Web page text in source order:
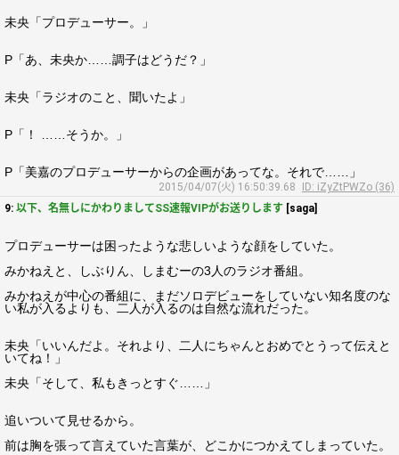
未央「プロデューサー。」
P「あ、未央か……調子はどうだ？」
未央「ラジオのこと、聞いたよ」
P「！ ……そうか。」
P「美嘉のプロデューサーからの企画があってな。それで……」
2015/04/07(火) 16:50:39.68
ID: iZyZtPWZo (36)
9: 以下、名無しにかわりましてSS速報VIPがお送りします [saga]
プロデューサーは困ったような悲しいような顔をしていた。
みかねえと、しぶりん、しまむーの3人のラジオ番組。
みかねえが中心の番組に、まだソロデビューをしていない知名度のな
い私が入るよりも、二人が入るのは自然な流れだった。
未央「いいんだよ。それより、二人にちゃんとおめでとうって伝えと
いてね！」
未央「そして、私もきっとすぐ……」
追いついて見せるから。
前は胸を張って言えていた言葉が、どこかにつかえてしまっていた。